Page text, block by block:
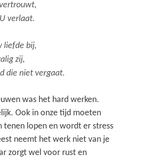
verlaat.
liefde bij,
zij,
die niet vergaat.
was het hard werken.
Ook in onze tijd moeten
tenen lopen en wordt er stress
neemt het werk niet van je
zorgt wel voor rust en